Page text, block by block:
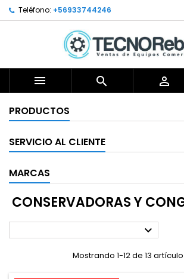
Teléfono: +56933744246
  
PRODUCTOS
SERVICIO AL CLIENTE
MARCAS
CONSERVADORAS Y

Mostrando 1-12 de 13